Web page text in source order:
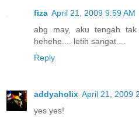
fiza April 21, 2009 9:59 AM
abg may, aku tengah
hehehe.... letih sangat....
Reply
addyaholix April 21, 2009
yes yes!